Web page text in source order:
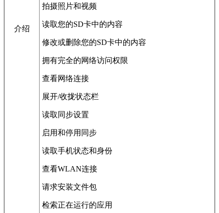
介绍
拍摄照片和视频
读取您的SD卡中的内容
修改或删除您的SD卡中的内容
拥有完全的网络访问权限
查看网络连接
展开/收拢状态栏
读取同步设置
启用和停用同步
读取手机状态和身份
查看WLAN连接
请求安装文件包
检索正在运行的应用